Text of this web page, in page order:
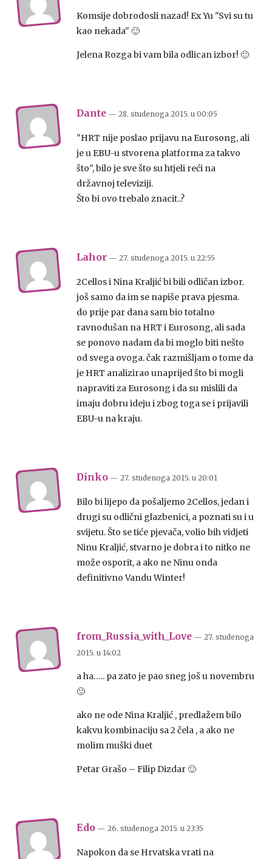
Komsije dobrodosli nazad! Ex Yu "Svi su tu
kao nekada" 🙂
Jelena Rozga bi vam bila odlican izbor! 🙂
Dante — 28. studenoga 2015. u 00:05
"HRT nije poslao prijavu na Eurosong, ali
je u EBU-u stvorena platforma za takvo
što", bilo je sve što su htjeli reći na
državnoj televiziji.
Što bi ovo trebalo znacit..?
Lahor — 27. studenoga 2015. u 22:55
2Cellos i Nina Kraljić bi bili odličan izbor.
još samo da im se napiše prava pjesma.
do prije par dana sam bio totalno
ravnodušan na HRT i Eurosong, ali sada
se ponovo nadam da bi moglo biti nešto
od svega ovoga. čak razmišljam o tome da
je HRT analizirao unaprijed što bi mogli
napraviti za Eurosong i da su mislili da
imaju dobru ideju i zbog toga se i prijavili
EBU-u na kraju.
Dinko — 27. studenoga 2015. u 20:01
Bilo bi lijepo da pošaljemo 2Cellos, jedan i
drugi su odlični glazbenici, a poznati su i u
svijetu. Što se tiće pjevača, volio bih vidjeti
Ninu Kraljić, stvarno je dobra i to nitko ne
može osporit, a ako ne Ninu onda
definitivno Vandu Winter!
from_Russia_with_Love — 27. studenoga
2015. u 14:02
a ha….. pa zato je pao sneg još u novembru
🙂
ako ne ode Nina Kraljić , predlažem bilo
kakvu kombinaciju sa 2 čela , a ako ne
molim muški duet
Petar Grašo – Filip Dizdar 🙂
Edo — 26. studenoga 2015. u 23:35
Napokon da se Hrvatska vrati na